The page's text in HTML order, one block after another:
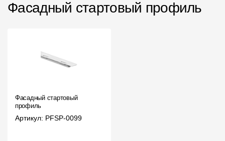
Фасадный стартовый профиль
Фасадный стартовый
профиль
Артикул: PFSP-0099